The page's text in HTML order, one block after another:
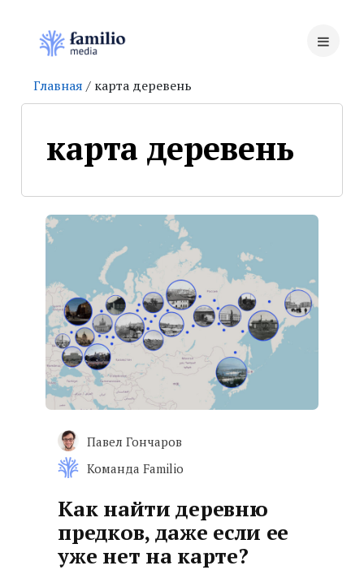
Главная / карта деревень
карта деревень
Павел Гончаров
Команда Familio
Как найти деревню
предков, даже если ее
уже нет на карте?